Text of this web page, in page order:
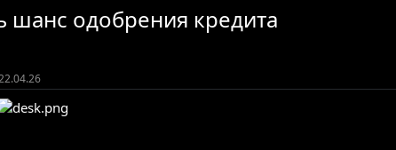
шанс одобрения кредита